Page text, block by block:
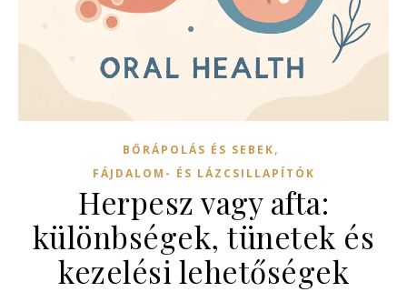
BŐRÁPOLÁS ÉS SEBEK,
FÁJDALOM- ÉS LÁZCSILLAPÍTÓK
Herpesz vagy afta:
különbségek, tünetek és
kezelési lehetőségek